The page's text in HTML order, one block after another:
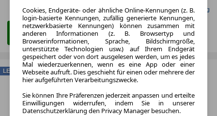
Gefunden auf Null Leasing
Zum Leasing Angebot
LEASING
Cookies, Endgeräte- oder ähnliche Online-Kennungen (z. B.
login-basierte Kennungen, zufällig generierte Kennungen,
netzwerkbasierte Kennungen) können zusammen mit
anderen Informationen (z. B. Browsertyp und
Browserinformationen, Sprache, Bildschirmgröße,
unterstützte Technologien usw.) auf Ihrem Endgerät
gespeichert oder von dort ausgelesen werden, um es jedes
Mal wiederzuerkennen, wenn es eine App oder einer
Webseite aufruft. Dies geschieht für einen oder mehrere der
hier aufgeführten Verarbeitungszwecke.
Sie können Ihre Präferenzen jederzeit anpassen und erteilte
Einwilligungen widerrufen, indem Sie in unserer
Datenschutzerklärung den Privacy Manager besuchen.